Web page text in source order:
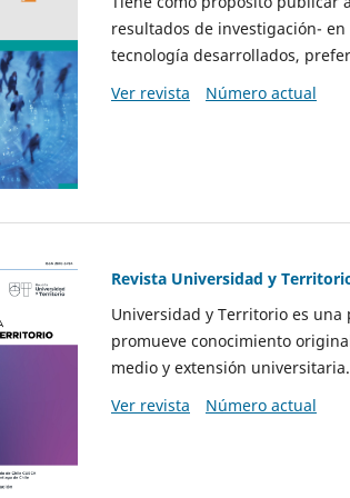
resultados de investigación-
tecnología desarrollados,
Ver revista
Número actual
Revista Universidad y
Universidad y Territorio es
promueve conocimiento
medio y extensión universitaria.
Ver revista
Número actual